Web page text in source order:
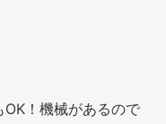
！機械があるので